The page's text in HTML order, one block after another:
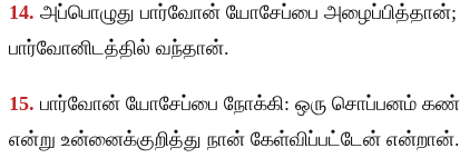
14. அப்பொழுது பார்வோன் யோசேப்பை
பார்வோனிடத்தில் வந்தான்.
15. பார்வோன் யோசேப்பை நோக்கி: ஒரு சொப்பனம்
என்று உன்னைக்குறித்து நான் கேள்விப்பட்டேன் என்றான்.